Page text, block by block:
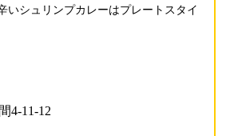
いシュリンプカレーはプレートスタイ
4-11-12